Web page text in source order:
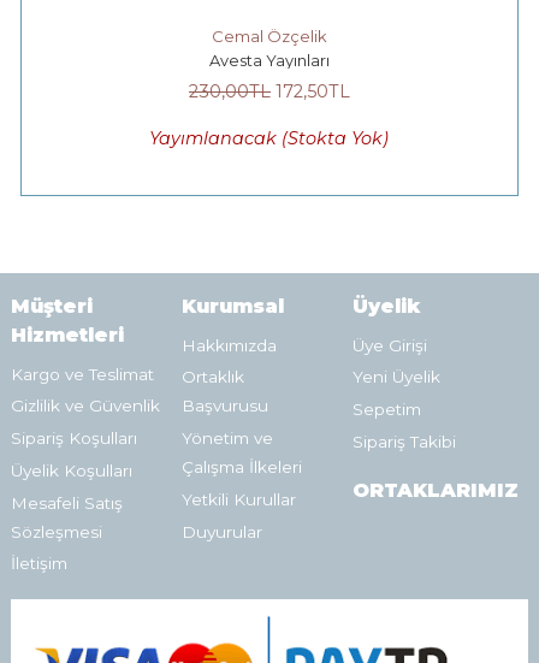
Cemal Özçelik
Avesta Yayınları
230,00TL 172,50TL
Yayımlanacak (Stokta Yok)
Müşteri
Hizmetleri
Kargo ve Teslimat
Gizlilik ve Güvenlik
Sipariş Koşulları
Üyelik Koşulları
Mesafeli Satış
Sözleşmesi
İletişim
Kurumsal
Hakkımızda
Ortaklık
Başvurusu
Yönetim ve
Çalışma İlkeleri
Yetkili Kurullar
Duyurular
Üyelik
Üye Girişi
Yeni Üyelik
Sepetim
Sipariş Takibi
ORTAKLARIMIZ